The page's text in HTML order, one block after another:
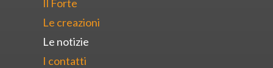
Il Forte
Le creazioni
Le notizie
I contatti